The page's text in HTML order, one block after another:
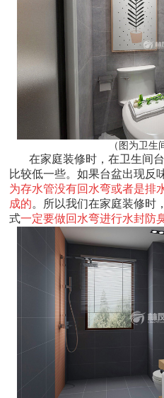
（图为卫生
在家庭装修时，在卫生间
比较低一些。如果台盆出现反
为存水管没有回水弯或者是排
成的。所以我们在家庭装修时
式一定要做回水弯进行水封防